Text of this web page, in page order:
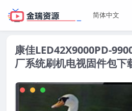
康佳LED42X9000PD-
厂系统刷机电视固件包下